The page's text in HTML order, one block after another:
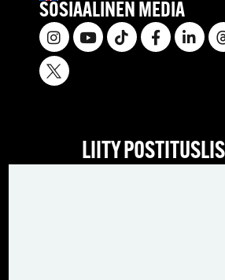
SOSIAALINEN MEDIA
LIITY